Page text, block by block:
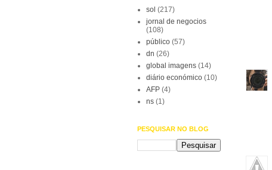
sol (217)
jornal de negocios
(108)
público (57)
dn (26)
global imagens (14)
diário económico (10)
AFP (4)
ns (1)
PESQUISAR NO BLOG